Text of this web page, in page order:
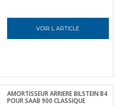
VOIR L ARTICLE
AMORTISSEUR ARRIERE BILSTEIN B4
POUR SAAB 900 CLASSIQUE